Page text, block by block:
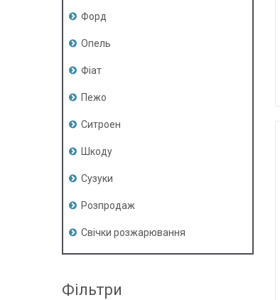
Форд
Опель
Фіат
Пежо
Ситроен
Шкоду
Сузуки
Розпродаж
Свічки розжарювання
Фільтри